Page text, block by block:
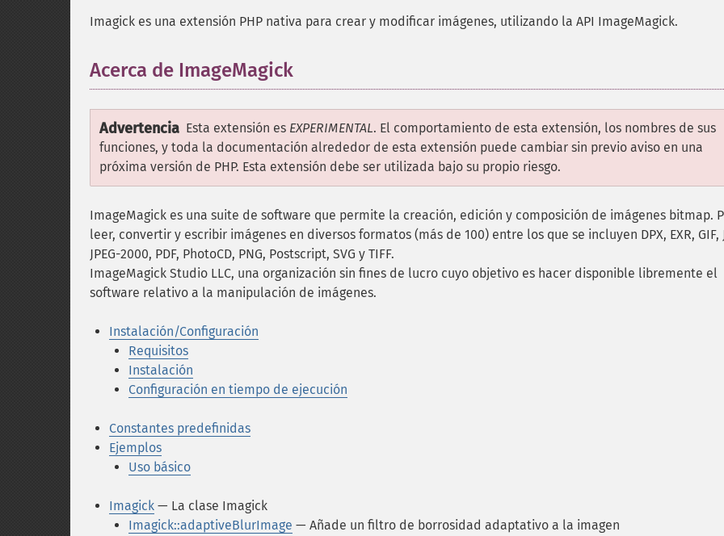
Imagick es una extensión PHP nativa para crear y modificar imágenes, utilizando la API ImageMagick.
Acerca de ImageMagick
Advertencia Esta extensión es EXPERIMENTAL. El comportamiento de esta extensión, los nombres de sus
funciones, y toda la documentación alrededor de esta extensión puede cambiar sin previo aviso en una
próxima versión de PHP. Esta extensión debe ser utilizada bajo su propio riesgo.
ImageMagick es una suite de software que permite la creación, edición y composición de imágenes bitmap.
leer, convertir y escribir imágenes en diversos formatos (más de 100) entre los que se incluyen DPX, EXR, GIF,
JPEG-2000, PDF, PhotoCD, PNG, Postscript, SVG y TIFF.
ImageMagick Studio LLC, una organización sin fines de lucro cuyo objetivo es hacer disponible libremente el
software relativo a la manipulación de imágenes.
Instalación/Configuración
Requisitos
Instalación
Configuración en tiempo de ejecución
Constantes predefinidas
Ejemplos
Uso básico
Imagick — La clase Imagick
Imagick::adaptiveBlurImage — Añade un filtro de borrosidad adaptativo a la imagen